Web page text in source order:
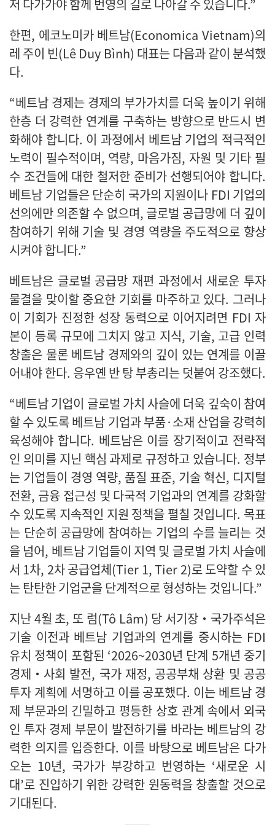
저 다가가야 함께 번영의 길로 나아갈 수 있습니다.”
한편, 에코노미카 베트남(Economica Vietnam)의
레 주이 빈(Lê Duy Bình) 대표는 다음과 같이 분석했
다.
“베트남 경제는 경제의 부가가치를 더욱 높이기 위해
한층 더 강력한 연계를 구축하는 방향으로 반드시 변
화해야 합니다. 이 과정에서 베트남 기업의 적극적인
노력이 필수적이며, 역량, 마음가짐, 자원 및 기타 필
수 조건들에 대한 철저한 준비가 선행되어야 합니다.
베트남 기업들은 단순히 국가의 지원이나 FDI 기업의
선의에만 의존할 수 없으며, 글로벌 공급망에 더 깊이
참여하기 위해 기술 및 경영 역량을 주도적으로 향상
시켜야 합니다.”
베트남은 글로벌 공급망 재편 과정에서 새로운 투자
물결을 맞이할 중요한 기회를 마주하고 있다. 그러나
이 기회가 진정한 성장 동력으로 이어지려면 FDI 자
본이 등록 규모에 그치지 않고 지식, 기술, 고급 인력
창출은 물론 베트남 경제와의 깊이 있는 연계를 이끌
어내야 한다. 응우옌 반 탕 부총리는 덧붙여 강조했다.
“베트남 기업이 글로벌 가치 사슬에 더욱 깊숙이 참여
할 수 있도록 베트남 기업과 부품·소재 산업을 강력히
육성해야 합니다. 베트남은 이를 장기적이고 전략적
인 의미를 지닌 핵심 과제로 규정하고 있습니다. 정부
는 기업들이 경영 역량, 품질 표준, 기술 혁신, 디지털
전환, 금융 접근성 및 다국적 기업과의 연계를 강화할
수 있도록 지속적인 지원 정책을 펼칠 것입니다. 목표
는 단순히 공급망에 참여하는 기업의 수를 늘리는 것
을 넘어, 베트남 기업들이 지역 및 글로벌 가치 사슬에
서 1차, 2차 공급업체(Tier 1, Tier 2)로 도약할 수 있
는 탄탄한 기업군을 단계적으로 형성하는 것입니다.”
지난 4월 초, 또 럼(Tô Lâm) 당 서기장‧국가주석은
기술 이전과 베트남 기업과의 연계를 중시하는 FDI
유치 정책이 포함된 ‘2026~2030년 단계 5개년 중기
경제‧사회 발전, 국가 재정, 공공부채 상환 및 공공
투자 계획에 서명하고 이를 공포했다. 이는 베트남 경
제 부문과의 긴밀하고 평등한 상호 관계 속에서 외국
인 투자 경제 부문이 발전하기를 바라는 베트남의 강
력한 의지를 입증한다. 이를 바탕으로 베트남은 다가
오는 10년, 국가가 부강하고 번영하는 ‘새로운 시
대’로 진입하기 위한 강력한 원동력을 창출할 것으로
기대된다.